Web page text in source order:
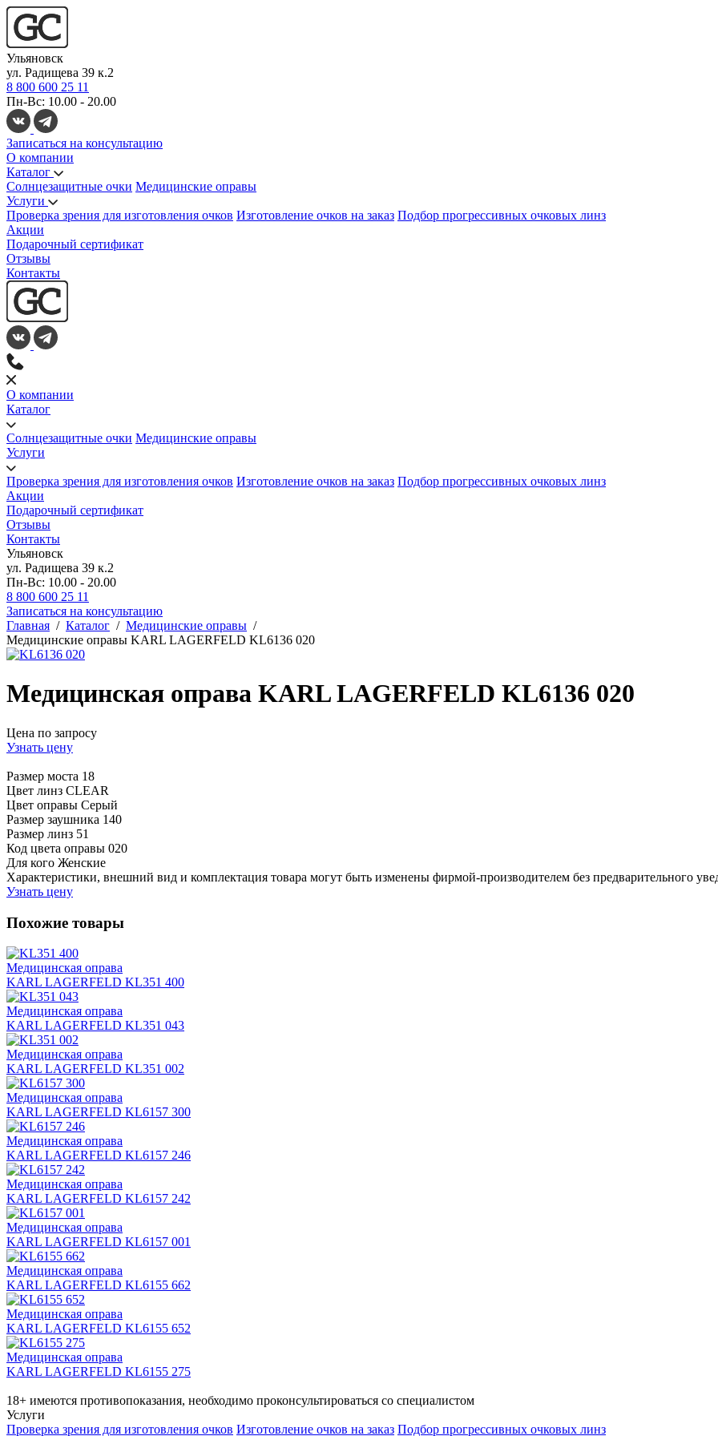
Ульяновск
ул. Радищева 39 к.2
8 800 600 25 11
Пн-Вс: 10.00 - 20.00
Записаться на консультацию
О компании
Каталог
Солнцезащитные очки Медицинские оправы
Услуги
Проверка зрения для изготовления очков Изготовление очков на заказ Подбор прогрессивных очковых линз
Акции
Подарочный сертификат
Отзывы
Контакты
О компании
Каталог
Солнцезащитные очки Медицинские оправы
Услуги
Проверка зрения для изготовления очков Изготовление очков на заказ Подбор прогрессивных очковых линз
Акции
Подарочный сертификат
Отзывы
Контакты
Ульяновск
ул. Радищева 39 к.2
Пн-Вс: 10.00 - 20.00
8 800 600 25 11
Записаться на консультацию
Главная / Каталог / Медицинские оправы /
Медицинские оправы KARL LAGERFELD KL6136 020
Медицинская оправа KARL LAGERFELD KL6136 020
Цена по запросу
Узнать цену
Размер моста 18
Цвет линз CLEAR
Цвет оправы Серый
Размер заушника 140
Размер линз 51
Код цвета оправы 020
Для кого Женские
Характеристики, внешний вид и комплектация товара могут быть изменены фирмой-производителем без предварительного
Узнать цену
Похожие товары
Медицинская оправа
KARL LAGERFELD KL351 400
Медицинская оправа
KARL LAGERFELD KL351 043
Медицинская оправа
KARL LAGERFELD KL351 002
Медицинская оправа
KARL LAGERFELD KL6157 300
Медицинская оправа
KARL LAGERFELD KL6157 246
Медицинская оправа
KARL LAGERFELD KL6157 242
Медицинская оправа
KARL LAGERFELD KL6157 001
Медицинская оправа
KARL LAGERFELD KL6155 662
Медицинская оправа
KARL LAGERFELD KL6155 652
Медицинская оправа
KARL LAGERFELD KL6155 275
18+ имеются противопоказания, необходимо проконсультироваться со специалистом
Услуги
Проверка зрения для изготовления очков Изготовление очков на заказ Подбор прогрессивных очковых линз